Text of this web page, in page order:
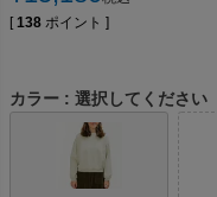
[ 138 ポイント ]
カラー 選択してください